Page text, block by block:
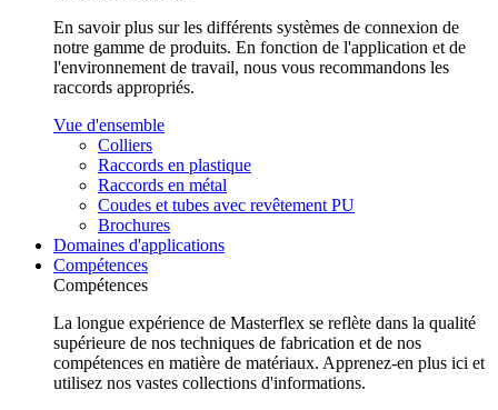
En savoir plus sur les différents systèmes de connexion de
notre gamme de produits. En fonction de l'application et de
l'environnement de travail, nous vous recommandons les
raccords appropriés.
Vue d'ensemble
Colliers
Raccords en plastique
Raccords en métal
Coudes et tubes avec revêtement PU
Brochures
Domaines d'applications
Compétences
Compétences
La longue expérience de Masterflex se reflète dans la qualité
supérieure de nos techniques de fabrication et de nos
compétences en matière de matériaux. Apprenez-en plus ici et
utilisez nos vastes collections d'informations.